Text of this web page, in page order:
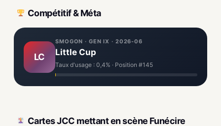
Compétitif & Méta
LC
SMOGON · GEN IX · 2026-06
Little Cup
Taux d'usage : 0,4% · Position #145
Cartes JCC mettant en scène Funécire